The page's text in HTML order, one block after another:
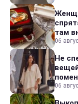
там
06
Не
06